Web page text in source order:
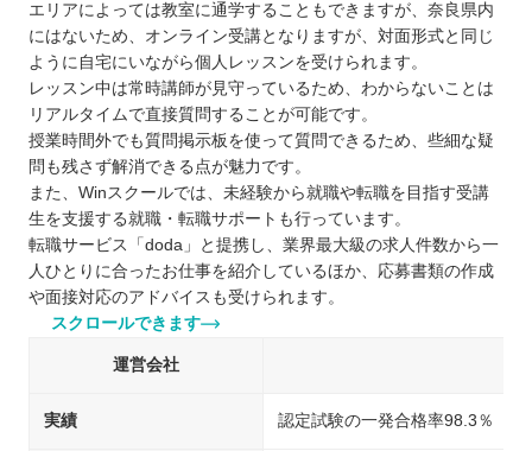
エリアによっては教室に通学することもできますが、奈良県内
にはないため、オンライン受講となりますが、対面形式と同じ
ように自宅にいながら個人レッスンを受けられます。
レッスン中は常時講師が見守っているため、わからないことは
リアルタイムで直接質問することが可能です。
授業時間外でも質問掲示板を使って質問できるため、些細な疑
問も残さず解消できる点が魅力です。
また、Winスクールでは、未経験から就職や転職を目指す受講
生を支援する就職・転職サポートも行っています。
転職サービス「doda」と提携し、業界最大級の求人件数から一
人ひとりに合ったお仕事を紹介しているほか、応募書類の作成
や面接対応のアドバイスも受けられます。
スクロールできます
運営会社
実績 認定試験の一発合格率98.3％